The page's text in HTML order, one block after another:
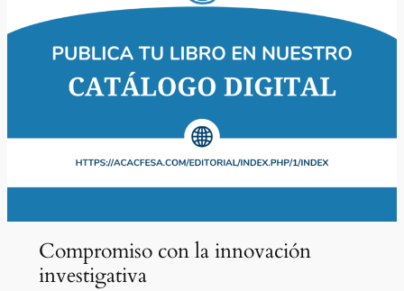
Compromiso con la innovación
investigativa